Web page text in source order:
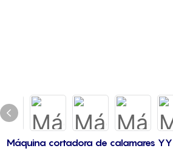
Máquina cortadora de calamares YY